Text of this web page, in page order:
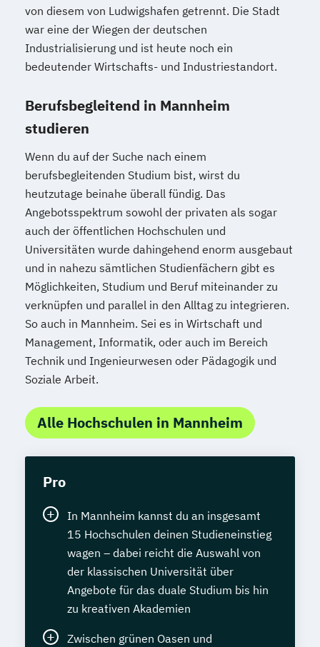
von diesem von Ludwigshafen getrennt. Die Stadt
war eine der Wiegen der deutschen
Industrialisierung und ist heute noch ein
bedeutender Wirtschafts- und Industriestandort.
Berufsbegleitend in Mannheim
studieren
Wenn du auf der Suche nach einem
berufsbegleitenden Studium bist, wirst du
heutzutage beinahe überall fündig. Das
Angebotsspektrum sowohl der privaten als sogar
auch der öffentlichen Hochschulen und
Universitäten wurde dahingehend enorm ausgebaut
und in nahezu sämtlichen Studienfächern gibt es
Möglichkeiten, Studium und Beruf miteinander zu
verknüpfen und parallel in den Alltag zu integrieren.
So auch in Mannheim. Sei es in Wirtschaft und
Management, Informatik, oder auch im Bereich
Technik und Ingenieurwesen oder Pädagogik und
Soziale Arbeit.
Alle Hochschulen in Mannheim
Pro
In Mannheim kannst du an insgesamt
15 Hochschulen deinen Studieneinstieg
wagen – dabei reicht die Auswahl von
der klassischen Universität über
Angebote für das duale Studium bis hin
zu kreativen Akademien
Zwischen grünen Oasen und